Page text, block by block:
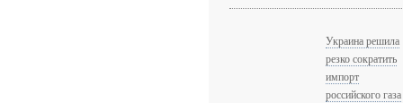
Украина решила
резко сократить
импорт
российского газа